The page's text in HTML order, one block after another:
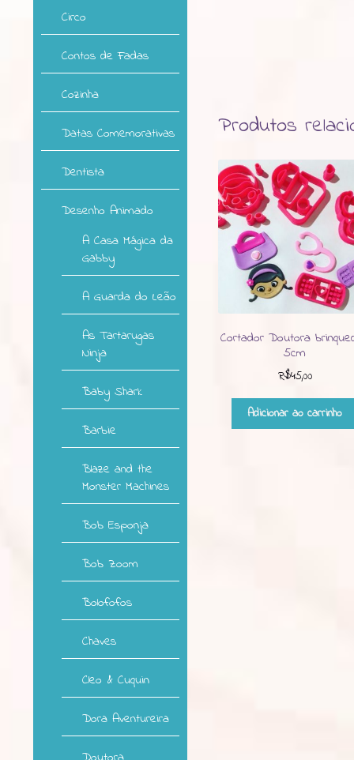
Produtos
Cortador Doutora
5cm
R$45,00
Adicionar ao carrinho
Circo
Contos de Fadas
Cozinha
Datas Comemorativas
Dentista
Desenho Animado
A Casa Mágica da
Gabby
A Guarda do Leão
As Tartarugas
Ninja
Baby Shark
Barbie
Blaze and the
Monster Machines
Bob Esponja
Bob Zoom
Bolofofos
Chaves
Cleo & Cuquin
Dora Aventureira